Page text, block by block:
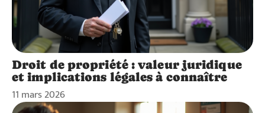
Droit de propriété : valeur juridique
et implications légales à connaître
11 mars 2026